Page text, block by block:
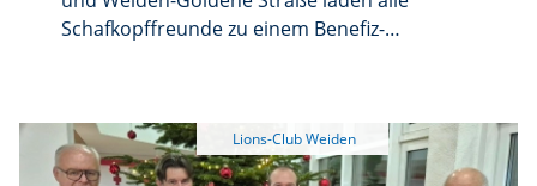
Schafkopffreunde zu einem Benefiz-
Die Startgebühr beträgt 20 Euro, eine
Voranmeldung ist nicht notwendig. Der